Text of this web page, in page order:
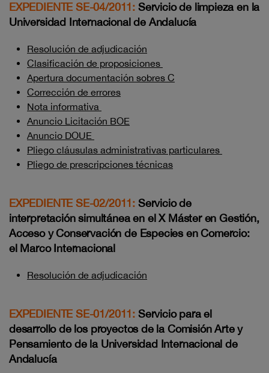
EXPEDIENTE SE-04/2011: Servicio de limpieza en la
Universidad Internacional de Andalucía
Resolución de adjudicación
Clasificación de proposiciones
Apertura documentación sobres C
Corrección de errores
Nota informativa
Anuncio Licitación BOE
Anuncio DOUE
Pliego cláusulas administrativas particulares
Pliego de prescripciones técnicas
EXPEDIENTE SE-02/2011: Servicio de
interpretación simultánea en el X Máster en Gestión,
Acceso y Conservación de Especies en Comercio:
el Marco Internacional
Resolución de adjudicación
EXPEDIENTE SE-01/2011: Servicio para el
desarrollo de los proyectos de la Comisión Arte y
Pensamiento de la Universidad Internacional de
Andalucía